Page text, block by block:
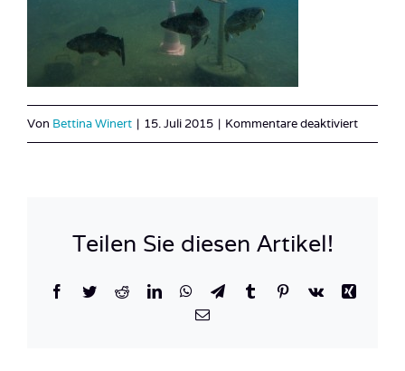
Von Bettina Winert | 15. Juli 2015 | Kommentare deaktiviertfür
Teilen Sie diesen Artikel!
Facebook
TwitterRedditLinkedInWhatsApp
TelegramTumblrPinterest
Vk
Xing
E-